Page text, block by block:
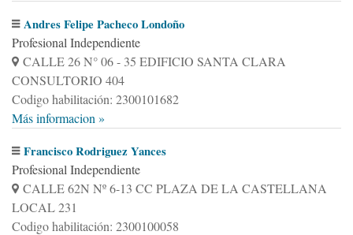
Andres Felipe Pacheco Londoño
Profesional Independiente
CALLE 26 N° 06 - 35 EDIFICIO SANTA CLARA
CONSULTORIO 404
Codigo habilitación: 2300101682
Más informacion »
Francisco Rodriguez Yances
Profesional Independiente
CALLE 62N Nº 6-13 CC PLAZA DE LA CASTELLANA
LOCAL 231
Codigo habilitación: 2300100058